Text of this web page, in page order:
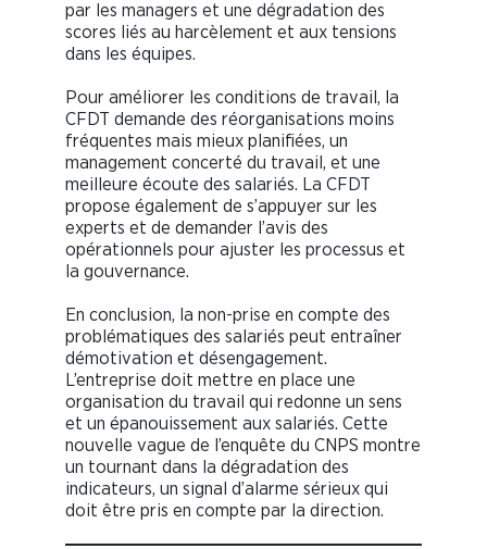
par les managers et une dégradation des
scores liés au harcèlement et aux tensions
dans les équipes.
Pour améliorer les conditions de travail, la
CFDT demande des réorganisations moins
fréquentes mais mieux planifiées, un
management concerté du travail, et une
meilleure écoute des salariés. La CFDT
propose également de s’appuyer sur les
experts et de demander l’avis des
opérationnels pour ajuster les processus et
la gouvernance.
En conclusion, la non-prise en compte des
problématiques des salariés peut entraîner
démotivation et désengagement.
L’entreprise doit mettre en place une
organisation du travail qui redonne un sens
et un épanouissement aux salariés. Cette
nouvelle vague de l’enquête du CNPS montre
un tournant dans la dégradation des
indicateurs, un signal d’alarme sérieux qui
doit être pris en compte par la direction.